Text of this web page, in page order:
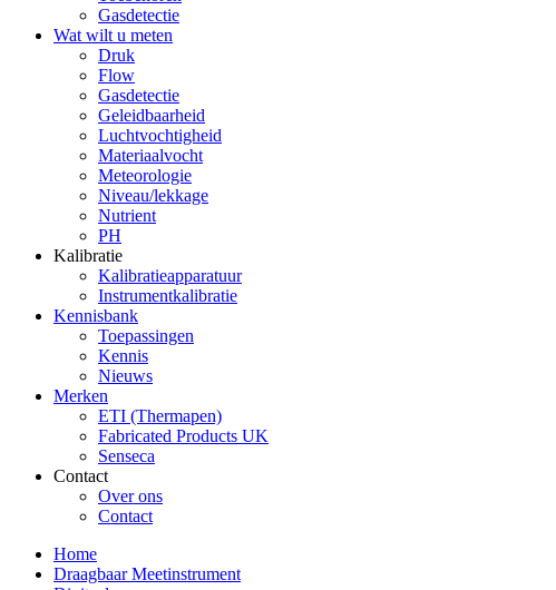
Gasdetectie
Wat wilt u meten
Druk
Flow
Gasdetectie
Geleidbaarheid
Luchtvochtigheid
Materiaalvocht
Meteorologie
Niveau/lekkage
Nutrient
PH
Kalibratie
Kalibratieapparatuur
Instrumentkalibratie
Kennisbank
Toepassingen
Kennis
Nieuws
Merken
ETI (Thermapen)
Fabricated Products UK
Senseca
Contact
Over ons
Contact
Home
Draagbaar Meetinstrument